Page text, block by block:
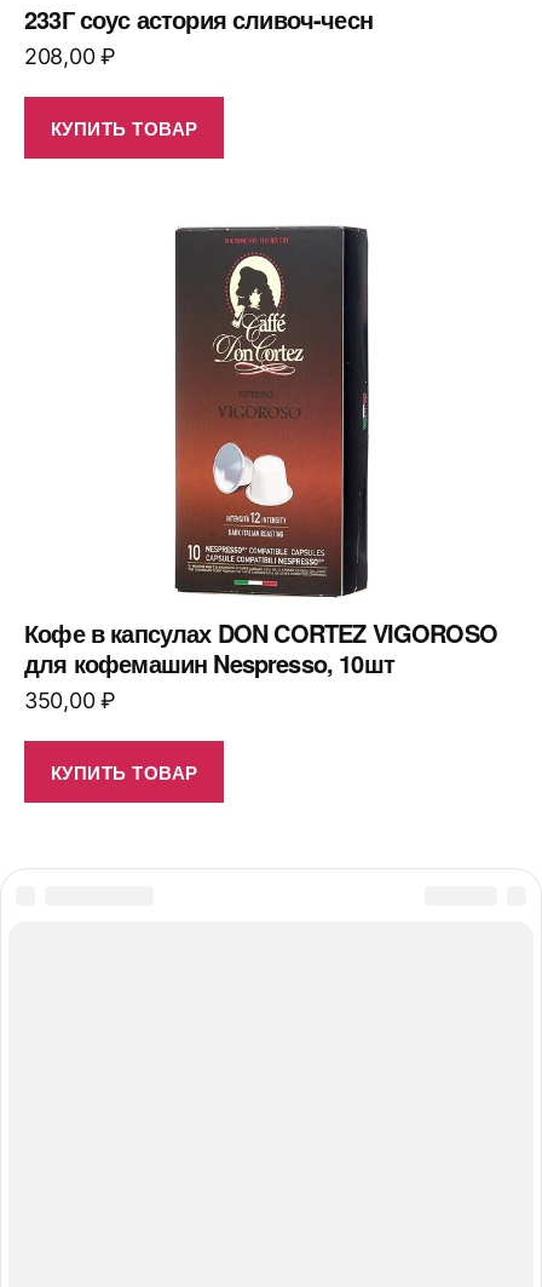
233Г соус астория сливоч-чесн
208,00₽
КУПИТЬ ТОВАР
Кофе в капсулах DON CORTEZ VIGOROSO
для кофемашин Nespresso, 10шт
350,00₽
КУПИТЬ ТОВАР